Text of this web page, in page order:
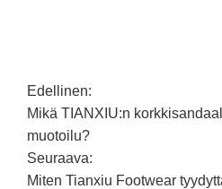
Edellinen:
Mikä TIANXIU:n
muotoilu?
Seuraava:
Miten Tianxiu Footwear